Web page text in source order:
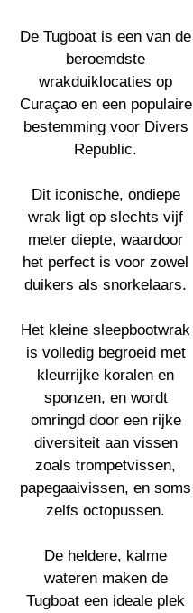
De Tugboat is een van de
beroemdste
wrakduiklocaties op
Curaçao en een populaire
bestemming voor Divers
Republic.
Dit iconische, ondiepe
wrak ligt op slechts vijf
meter diepte, waardoor
het perfect is voor zowel
duikers als snorkelaars.
Het kleine sleepbootwrak
is volledig begroeid met
kleurrijke koralen en
sponzen, en wordt
omringd door een rijke
diversiteit aan vissen
zoals trompetvissen,
papegaaivissen, en soms
zelfs octopussen.
De heldere, kalme
wateren maken de
Tugboat een ideale plek